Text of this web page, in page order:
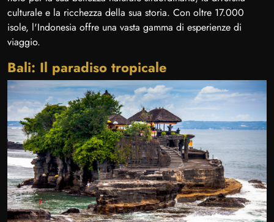
culturale e la ricchezza della sua storia. Con oltre 17.000
isole, l'Indonesia offre una vasta gamma di esperienze di
viaggio.
Bali: Il paradiso tropicale